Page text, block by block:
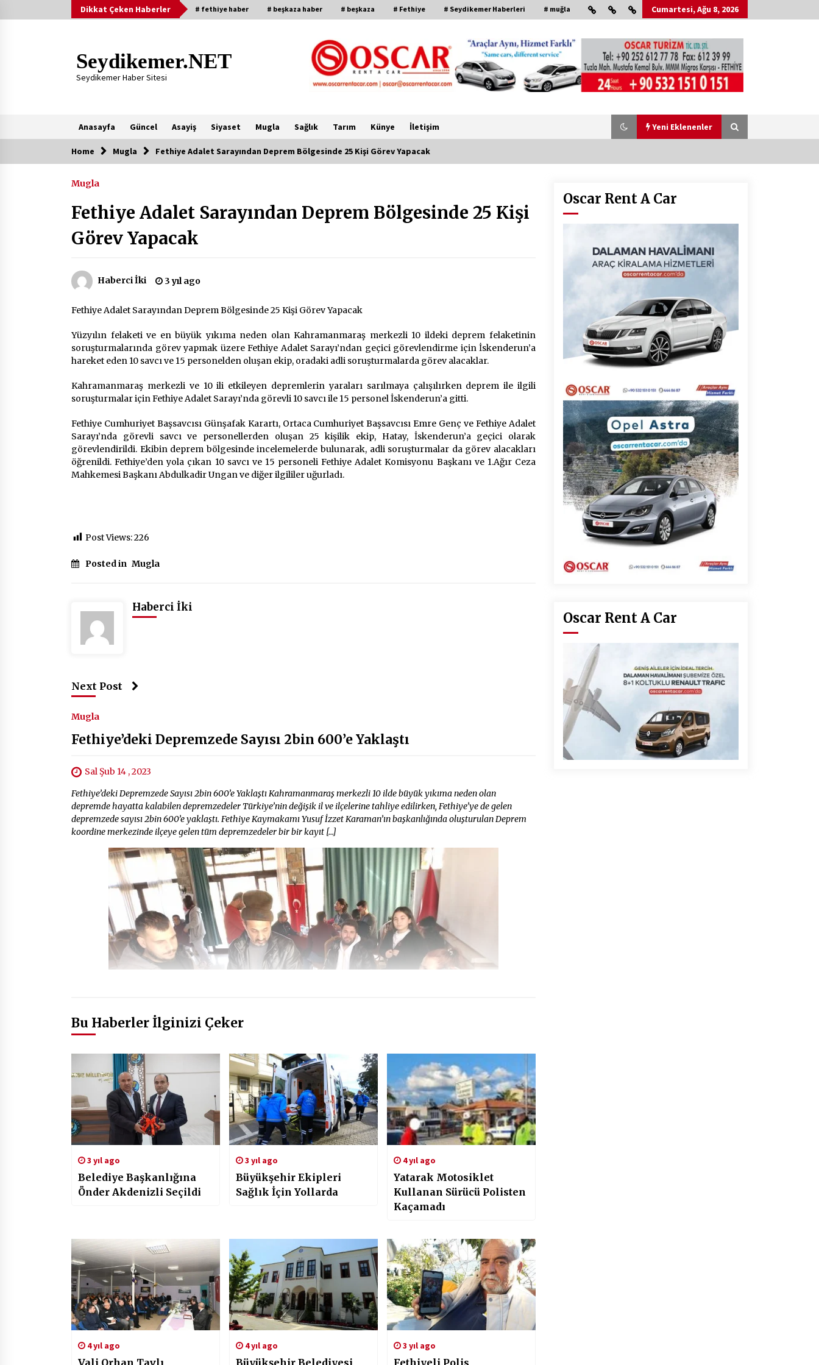
to
Dikkat Çeken Haberler # fethiye haber # beşkaza haber # beşkaza # Fethiye # Seydikemer Haberleri # muğla Cumartesi, Ağu 8, 2026
Seydikemer.NET
Seydikemer Haber Sitesi
Anasayfa Güncel Asayiş Siyaset Mugla Sağlık Tarım Künye İletişim Yeni Eklenenler
Yeni Eklenenler
İnceledi
2 ay ago
ETKİNLİĞİ
2 ay ago
Çevre Bilinci Sahneye Taşınıyor:
Çocuklardan “Temiz Fethiye”
2 ay ago
HAYIRSEVER DİNÇER AKYALI’DAN
EĞİTİME DESTEK
2 ay ago
Mobil Tekerlekli Sandalye Tamir
2 ay ago 4 ay ago
Başkan Aras “Bizler Günü Kurtaran
Değil, Yarını Kuran İşler İçin
Çalışacağız”
9 ay ago
Seydikemer Belediye Meclisi Ekim
2 yıl ago
“Hiç Kimse Kaçak Yapım
2 yıl ago
Muğla’da Çoğunluk CHP’de
Home Mugla Fethiye Adalet Sarayından Deprem Bölgesinde 25 Kişi Görev Yapacak
Mugla
Fethiye Adalet Sarayından Deprem Bölgesinde 25 Kişi
Görev Yapacak
Haberci İki 3 yıl ago
Fethiye Adalet Sarayından Deprem Bölgesinde 25 Kişi Görev Yapacak
Yüzyılın felaketi ve en büyük yıkıma neden olan Kahramanmaraş merkezli 10 ildeki deprem felaketinin
soruşturmalarında görev yapmak üzere Fethiye Adalet Sarayı’ndan geçici görevlendirme için İskenderun’a
hareket eden 10 savcı ve 15 personelden oluşan ekip, oradaki adli soruşturmalarda görev alacaklar.
Kahramanmaraş merkezli ve 10 ili etkileyen depremlerin yaraları sarılmaya çalışılırken deprem ile ilgili
soruşturmalar için Fethiye Adalet Sarayı’nda görevli 10 savcı ile 15 personel İskenderun’a gitti.
Fethiye Cumhuriyet Başsavcısı Günşafak Karartı, Ortaca Cumhuriyet Başsavcısı Emre Genç ve Fethiye Adalet
Sarayı’nda görevli savcı ve personellerden oluşan 25 kişilik ekip, Hatay, İskenderun’a geçici olarak
görevlendirildi. Ekibin deprem bölgesinde incelemelerde bulunarak, adli soruşturmalar da görev alacakları
öğrenildi. Fethiye’den yola çıkan 10 savcı ve 15 personeli Fethiye Adalet Komisyonu Başkanı ve 1.Ağır Ceza
Mahkemesi Başkanı Abdulkadir Ungan ve diğer ilgililer uğurladı.
Post Views:226
Posted in Mugla
Haberci İki
Next Post
Mugla
Fethiye’deki Depremzede Sayısı 2bin 600’e Yaklaştı
Sal Şub 14 , 2023
Fethiye’deki Depremzede Sayısı 2bin 600’e Yaklaştı Kahramanmaraş merkezli 10 ilde büyük yıkıma neden olan
depremde hayatta kalabilen depremzedeler Türkiye’nin değişik il ve ilçelerine tahliye edilirken, Fethiye’ye de gelen
depremzede sayısı 2bin 600’e yaklaştı. Fethiye Kaymakamı Yusuf İzzet Karaman’ın başkanlığında oluşturulan Deprem
koordine merkezinde ilçeye gelen tüm depremzedeler bir bir kayıt […]
Bu Haberler İlginizi Çeker
3 yıl ago
Belediye Başkanlığına
Önder Akdenizli Seçildi
3 yıl ago
Büyükşehir Ekipleri
Sağlık İçin Yollarda
4 yıl ago
Yatarak Motosiklet
Kullanan Sürücü Polisten
Kaçamadı
4 yıl ago
Vali Orhan Tavlı
4 yıl ago
Büyükşehir Belediyesi
3 yıl ago
Fethiyeli Polis
Oscar Rent A Car
Oscar Rent A Car